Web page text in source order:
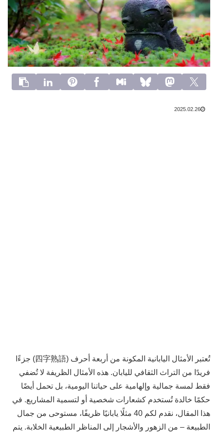
2025.02.26
تُعتبر الأمثال اليابانية المكونة من أربعة أحرف (四字熟語) جزءًا
فريدًا من التراث الثقافي لليابان. هذه الأمثال الظريفة لا تُضفي
فقط لمسة جمالية وإلهامية على حياتنا اليومية، بل تحمل أيضًا
حكمًا خالدة تُستخدم كشعارات شخصية أو لتسمية المشاريع. في
هذا المقال، نقدم لكم 40 مثلًا يابانيًا ظريفًا، مستوحى من جمال
الطبيعة – من الزهور والأشجار إلى المناظر الطبيعية الخلابة. يتم